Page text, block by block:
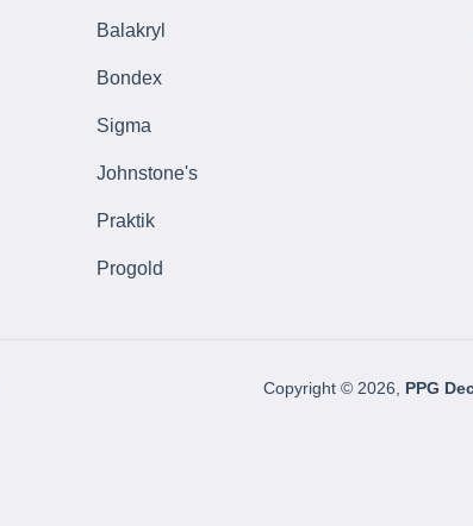
Balakryl
Bondex
Sigma
Johnstone's
Praktik
Progold
Copyright © 2026, PPG